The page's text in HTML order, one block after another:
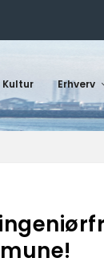
Kultur Erhverv